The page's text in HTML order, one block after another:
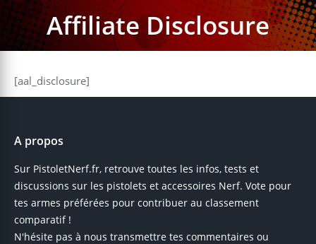
Affiliate Disclosure
[aal_disclosure]
A propos
Sur PistoletNerf.fr, retrouve toutes les infos, tests et
discussions sur les pistolets et accessoires Nerf. Vote pour
tes armes préférées pour contribuer au classement
comparatif !
N'hésite pas à nous transmettre tes commentaires ou